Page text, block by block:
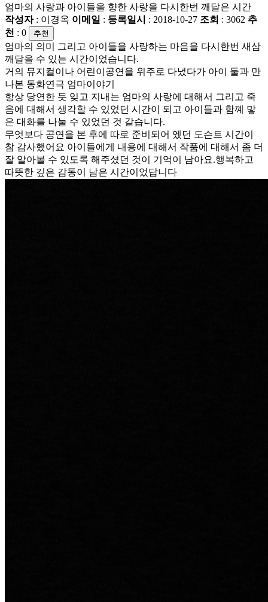
엄마의 사랑과 아이들을 향한 사랑을 다시한번 깨달은 시간
작성자: 이경옥 이메일 : 등록일시 : 2018-10-27 조회 : 3062 추
천 : 0 추천
엄마의 의미 그리고 아이들을 사랑하는 마음을 다시한번 새삼
깨달을 수 있는 시간이었습니다.
거의 뮤지컬이나 어린이공연을 위주로 다녔다가 아이 둘과 만
나본 동화연극 엄마이야기
항상 당연한 듯 잊고 지내는 엄마의 사랑에 대해서 그리고 죽
음에 대해서 생각할 수 있었던 시간이 되고 아이들과 함꼐 맣
은 대화를 나눌 수 있었던 것 같습니다.
무엇보다 공연을 본 후에 따로 준비되어 엤던 도슨트 시간이
참 감사했어요 아이들에게 내용에 대해서 작품에 대해서 좀 더
잘 알아볼 수 있도록 해주셨던 것이 기억이 남아요.행복하고
따뜻한 깊은 감동이 남은 시간이었답니다